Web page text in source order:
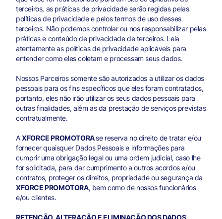
terceiros, as práticas de privacidade serão regidas pelas
políticas de privacidade e pelos termos de uso desses
terceiros. Não podemos controlar ou nos responsabilizar pelas
práticas e conteúdo de privacidade de terceiros. Leia
atentamente as políticas de privacidade aplicáveis para
entender como eles coletam e processam seus dados.
Nossos Parceiros somente são autorizados a utilizar os dados
pessoais para os fins específicos que eles foram contratados,
portanto, eles não irão utilizar os seus dados pessoais para
outras finalidades, além as da prestação de serviços previstas
contratualmente.
AXFORCE PROMOTORAse reserva no direito de tratar e/ou
fornecer quaisquer Dados Pessoais e informações para
cumprir uma obrigação legal ou uma ordem judicial, caso lhe
for solicitada, para dar cumprimento a outros acordos e/ou
contratos, proteger os direitos, propriedade ou segurança da
XFORCE PROMOTORA, bem como de nossos funcionários
e/ou clientes.
RETENÇÃO, ALTERAÇÃO E ELIMINAÇÃO DOS DADOS